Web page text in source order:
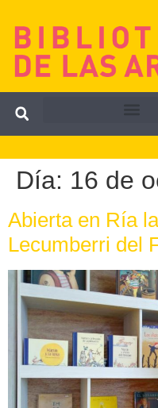
Día: 16 de
Abierta en Ría
Lecumberri del